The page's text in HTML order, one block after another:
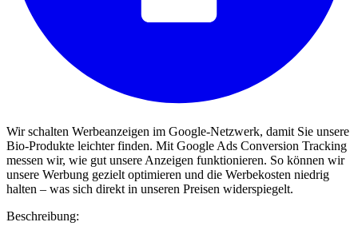
Wir schalten Werbeanzeigen im Google-Netzwerk, damit Sie unsere
Bio-Produkte leichter finden. Mit Google Ads Conversion Tracking
messen wir, wie gut unsere Anzeigen funktionieren. So können wir
unsere Werbung gezielt optimieren und die Werbekosten niedrig
halten – was sich direkt in unseren Preisen widerspiegelt.
Beschreibung: